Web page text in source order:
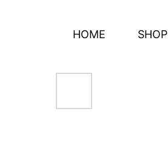
HOME SHOP